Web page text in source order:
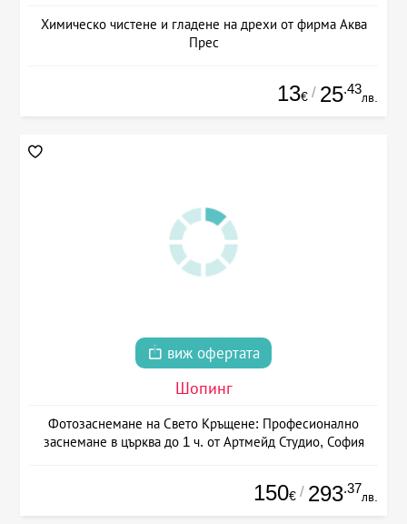
Химическо чистене и гладене на дрехи от фирма Аква
Прес
13€ / 25.43
лв.
виж офертата
Шопинг
Фотозаснемане на Свето Кръщене: Професионално
заснемане в църква до 1 ч. от Артмейд Студио, София
150€ / 293.37
лв.